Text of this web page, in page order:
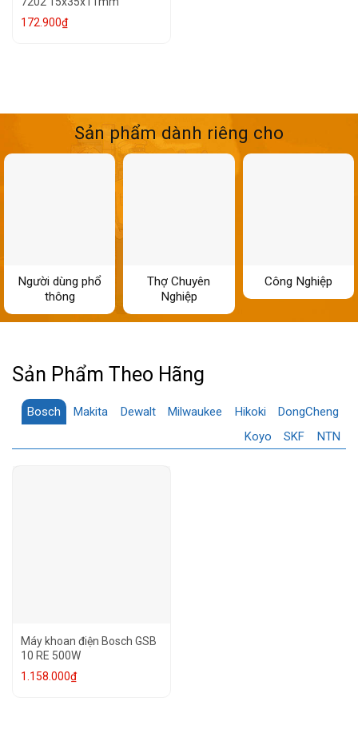
172.900₫
Sản phẩm dành riêng cho
Người dùng phổ
thông
Thợ Chuyên
Nghiệp
Công Nghiệp
Sản Phẩm Theo Hãng
Bosch Makita Dewalt Milwaukee Hikoki
DongCheng
Koyo
SKF NTN
Máy khoan điện Bosch GSB
10 RE 500W
1.158.000₫